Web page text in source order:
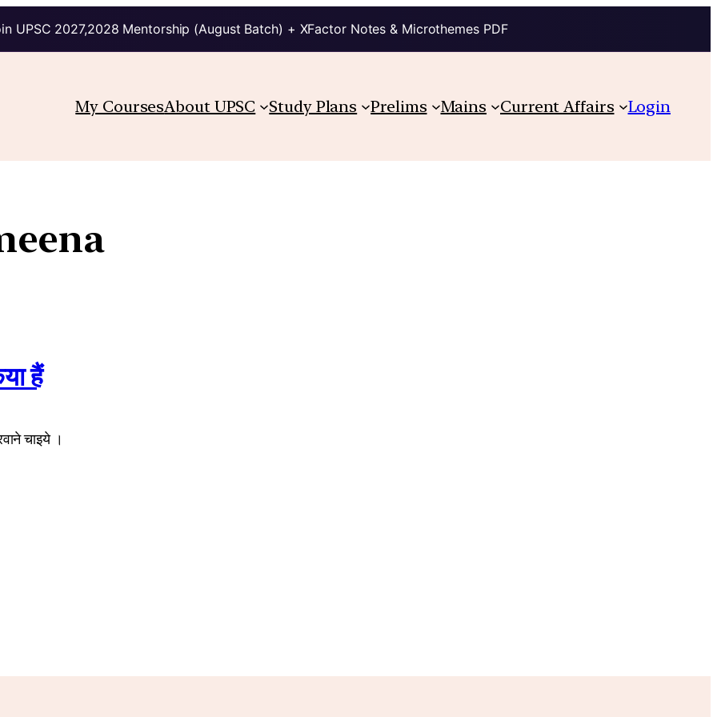
UPSC 2027,2028 Mentorship (August Batch) + XFactor Notes & Microthemes PDF
My CoursesAbout UPSC Study Plans Prelims Mains Current Affairs Login
हैं
चाइये ।